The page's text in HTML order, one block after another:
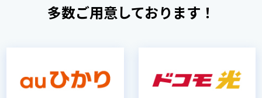
多数ご用意しております！